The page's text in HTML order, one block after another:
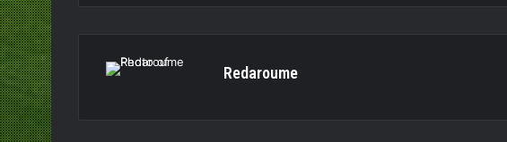
Redaroume